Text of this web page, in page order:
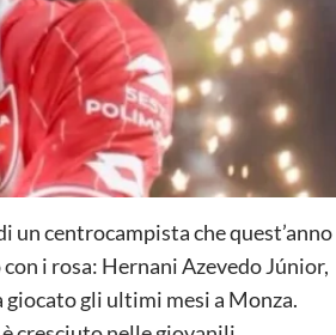
un centrocampista che quest’anno
i rosa: Hernani Azevedo Júnior,
giocato gli ultimi mesi a Monza.